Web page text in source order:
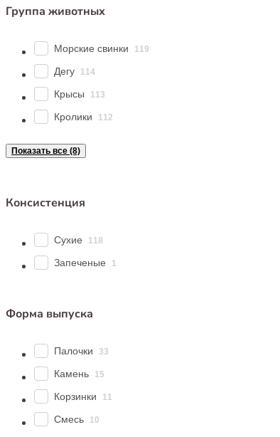
Группа животных
Морские свинки 119
Дегу 114
Крысы 113
Кролики 112
Показать все (8)
Консистенция
Сухие 118
Запеченые 1
Форма выпуска
Палочки 33
Камень 15
Корзинки 11
Смесь 10